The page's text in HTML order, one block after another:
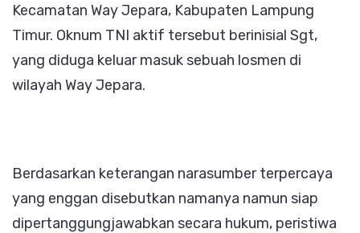
Bersama
Istri
Orang
Kecamatan Way Jepara, Kabupaten Lampung
Timur. Oknum TNI aktif tersebut berinisial Sgt,
yang diduga keluar masuk sebuah losmen di
wilayah Way Jepara.
‎Berdasarkan keterangan narasumber terpercaya
yang enggan disebutkan namanya namun siap
dipertanggungjawabkan secara hukum, peristiwa